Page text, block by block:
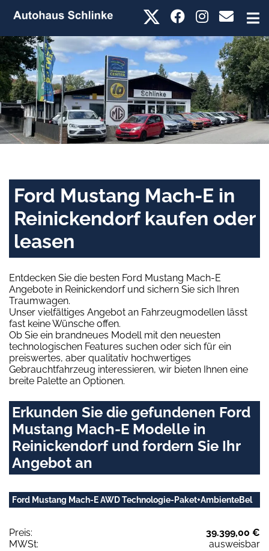
Ford Mustang Mach-E in
Reinickendorf kaufen oder
leasen
Entdecken Sie die besten Ford Mustang Mach-E
Angebote in Reinickendorf und sichern Sie sich Ihren
Traumwagen.
Unser vielfältiges Angebot an Fahrzeugmodellen lässt
fast keine Wünsche offen.
Ob Sie ein brandneues Modell mit den neuesten
technologischen Features suchen oder sich für ein
preiswertes, aber qualitativ hochwertiges
Gebrauchtfahrzeug interessieren, wir bieten Ihnen eine
breite Palette an Optionen.
Erkunden Sie die gefundenen Ford
Mustang Mach-E Modelle in
Reinickendorf und fordern Sie Ihr
Angebot an
Ford Mustang Mach-E AWD Technologie-Paket+AmbienteBel
Preis:
39.399,00 €
MWSt:
ausweisbar